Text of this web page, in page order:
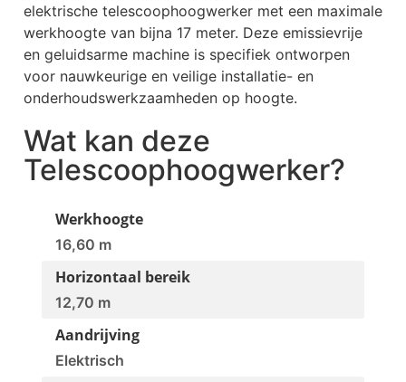
elektrische telescoophoogwerker met een maximale
werkhoogte van bijna 17 meter. Deze emissievrije
en geluidsarme machine is specifiek ontworpen
voor nauwkeurige en veilige installatie- en
onderhoudswerkzaamheden op hoogte.
Wat kan deze
Telescoophoogwerker?
Werkhoogte
16,60 m
Horizontaal bereik
12,70 m
Aandrijving
Elektrisch